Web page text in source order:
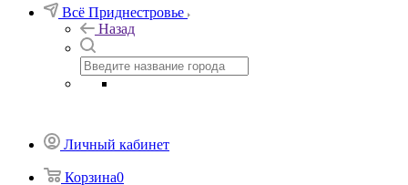
Всё Приднестровье
Назад
Личный кабинет
Корзина0